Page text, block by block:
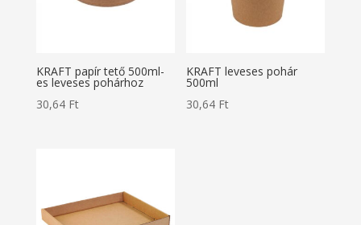
KRAFT papír tető 500ml-
es leveses pohárhoz
30,64 Ft
KRAFT leveses pohár
500ml
30,64 Ft